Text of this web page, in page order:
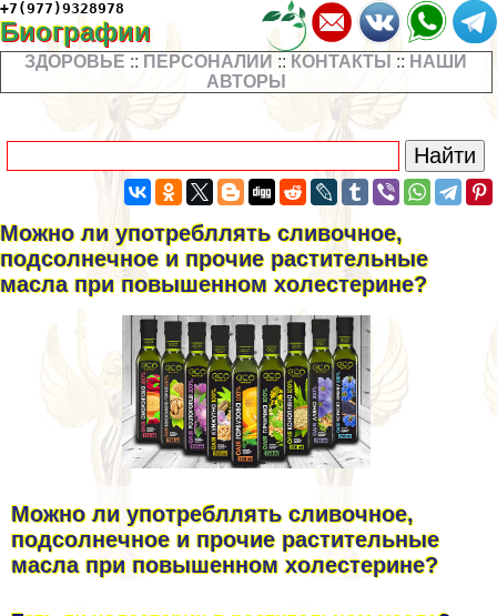
+7(977)9328978
Биографии
ЗДОРОВЬЕ :: ПЕРСОНАЛИИ :: КОНТАКТЫ :: НАШИ
АВТОРЫ
Можно ли употрeбллять сливочное,
подсолнечное и прочие растительные
масла при повышенном холестерине?
Можно ли употрeбллять сливочное,
подсолнечное и прочие растительные
масла при повышенном холестерине?